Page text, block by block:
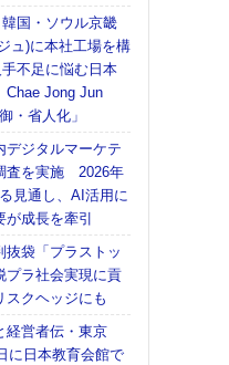
韓国・ソウル京畿
ュ)に本社工場を構
不足に悩む日本
Chae Jong Jun
・省人化」
ジタルマーケテ
査を実施 2026年
見通し、AI活用に
成長を牽引
袋「プラストッ
プラ社会実現に貢
クヘッジにも
営者伝・東京
に日本教育会館で